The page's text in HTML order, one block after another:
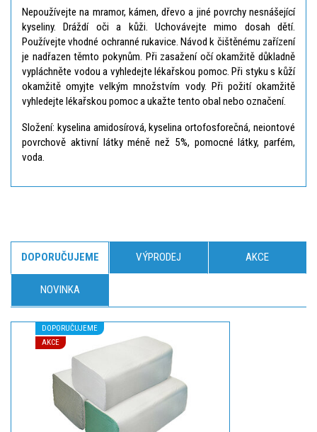
Nepoužívejte na mramor, kámen, dřevo a jiné povrchy nesnášející
kyseliny. Dráždí oči a kůži. Uchovávejte mimo dosah dětí.
Používejte vhodné ochranné rukavice. Návod k čištěnému zařízení
je nadřazen těmto pokynům. Při zasažení očí okamžitě důkladně
vypláchněte vodou a vyhledejte lékařskou pomoc. Při styku s kůží
okamžitě omyjte velkým množstvím vody. Při požití okamžitě
vyhledejte lékařskou pomoc a ukažte tento obal nebo označení.
Složení: kyselina amidosírová, kyselina ortofosforečná, neiontové
povrchově aktivní látky méně než 5%, pomocné látky, parfém,
voda.
DOPORUČUJEME VÝPRODEJ AKCE
NOVINKA
DOPORUČUJEME
AKCE